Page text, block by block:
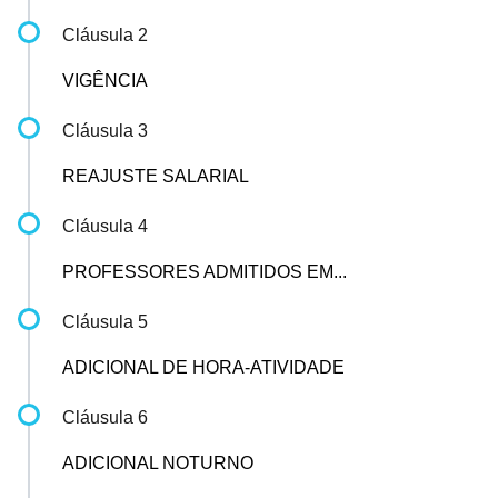
Cláusula 2
VIGÊNCIA
Cláusula 3
REAJUSTE SALARIAL
Cláusula 4
PROFESSORES ADMITIDOS EM...
Cláusula 5
ADICIONAL DE HORA-ATIVIDADE
Cláusula 6
ADICIONAL NOTURNO